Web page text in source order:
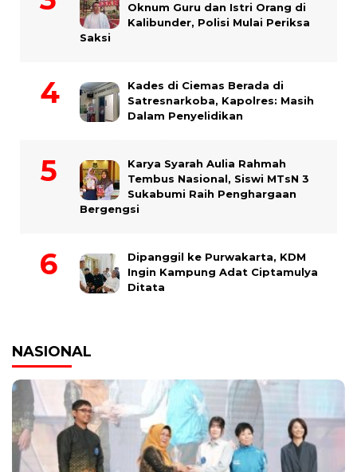
Oknum Guru dan Istri Orang di
Kalibunder, Polisi Mulai Periksa
Saksi
Kades di Ciemas Berada di
Satresnarkoba, Kapolres: Masih
Dalam Penyelidikan
Karya Syarah Aulia Rahmah
Tembus Nasional, Siswi MTsN 3
Sukabumi Raih Penghargaan
Bergengsi
Dipanggil ke Purwakarta, KDM
Ingin Kampung Adat Ciptamulya
Ditata
NASIONAL